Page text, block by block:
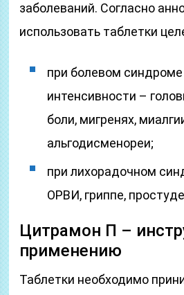
заболеваний. Согласно
использовать таблетки
при болевом
интенсивности –
боли, мигренях,
альгодисменореи;
при лихорадочном
ОРВИ, гриппе,
Цитрамон П –
применению
Таблетки необходимо